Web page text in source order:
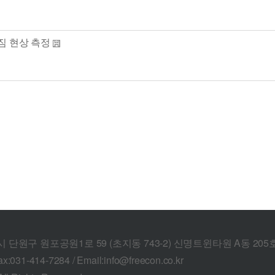
현상 측정
단원구 원포공원1로 59 (초지동 743-2) 신명트윈타원 A동 205
414-7284 / Email:info@freecon.co.kr